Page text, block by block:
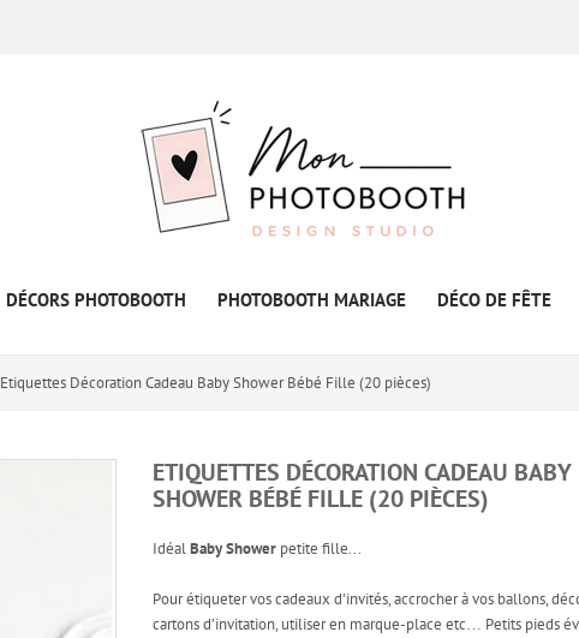
DÉCORS PHOTOBOOTH PHOTOBOOTH MARIAGE DÉCO DE FÊTE
Etiquettes Décoration Cadeau Baby Shower Bébé Fille (20 pièces)
ETIQUETTES DÉCORATION CADEAU BABY
SHOWER BÉBÉ FILLE (20 PIÈCES)
IdéalBaby Showerpetite fille...
Pour étiqueter vos cadeaux d'invités, accrocher à vos ballons,
cartons d’invitation, utiliser en marque-place etc… Petits pieds